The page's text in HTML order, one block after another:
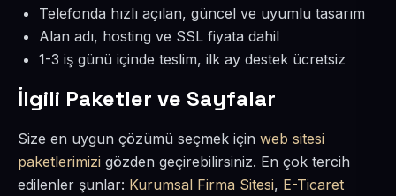
Telefonda hızlı açılan, güncel ve uyumlu tasarım
Alan adı, hosting ve SSL fiyata dahil
1-3 iş günü içinde teslim, ilk ay destek ücretsiz
İlgili Paketler ve Sayfalar
Size en uygun çözümü seçmek için web sitesi
paketlerimizi gözden geçirebilirsiniz. En çok tercih
edilenler şunlar: Kurumsal Firma Sitesi, E-Ticaret